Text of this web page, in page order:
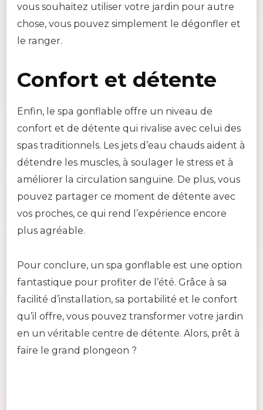
vous souhaitez utiliser votre jardin pour autre
chose, vous pouvez simplement le dégonfler et
le ranger.
Confort et détente
Enfin, le spa gonflable offre un niveau de
confort et de détente qui rivalise avec celui des
spas traditionnels. Les jets d’eau chauds aident à
détendre les muscles, à soulager le stress et à
améliorer la circulation sanguine. De plus, vous
pouvez partager ce moment de détente avec
vos proches, ce qui rend l’expérience encore
plus agréable.
Pour conclure, un spa gonflable est une option
fantastique pour profiter de l’été. Grâce à sa
facilité d’installation, sa portabilité et le confort
qu’il offre, vous pouvez transformer votre jardin
en un véritable centre de détente. Alors, prêt à
faire le grand plongeon ?